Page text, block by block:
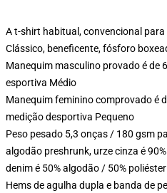
A t-shirt habitual, convencional
Clássico, beneficente, fósforo
Manequim masculino provado é de
esportiva Médio
Manequim feminino comprovado é
medição desportiva Pequeno
Peso pesado 5,3 onças / 180 gsm
algodão preshrunk, urze cinza é
denim é 50% algodão / 50% poliéster
Hems de agulha dupla e banda de